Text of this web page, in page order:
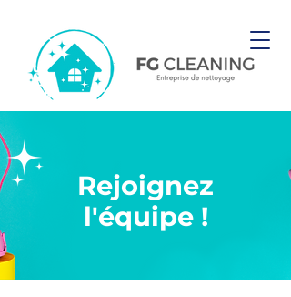
Rejoignez
l'équipe !